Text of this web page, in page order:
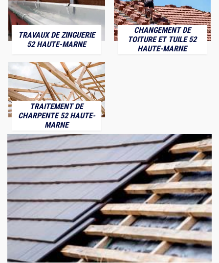
TRAVAUX DE ZINGUERIE
52 HAUTE-MARNE
CHANGEMENT DE
TOITURE ET TUILE 52
HAUTE-MARNE
TRAITEMENT DE
CHARPENTE 52 HAUTE-
MARNE